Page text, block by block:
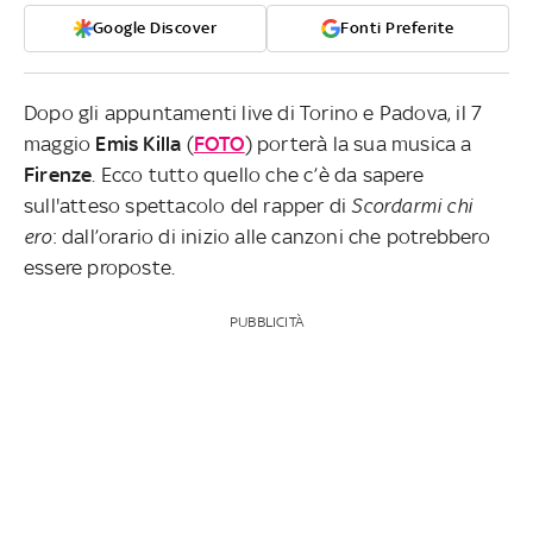
Google Discover Fonti Preferite
Dopo gli appuntamenti live di Torino e Padova, il 7
maggio Emis Killa (FOTO) porterà la sua musica a
Firenze . Ecco tutto quello che c’è da sapere
sull'atteso spettacolo del rapper diScordarmi chi
ero: dall’orario di inizio alle canzoni che potrebbero
essere proposte.
PUBBLICITÀ